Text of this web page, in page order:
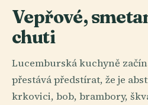
Vepřové,
chuti
Lucemburská kuchyně
přestává předstírat, že je
krkovici, bob, brambory,